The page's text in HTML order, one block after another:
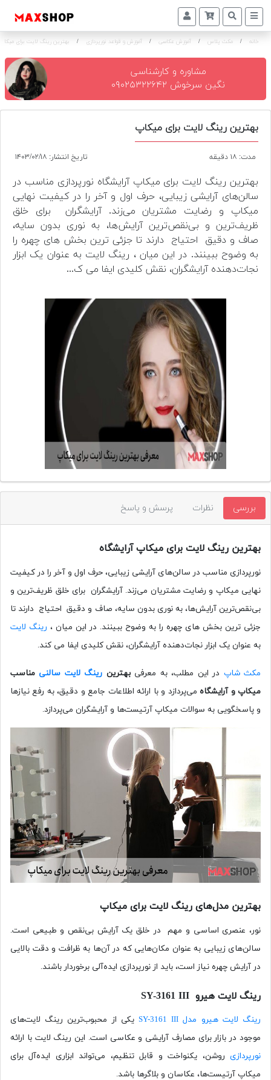
دوربین
و
تجهیزات
و
اکسسوری
دست
خرید
اقساطی
اجاره
دوربین
و
خانه / مکث پلاس / آموزش عکاسی / آموزش و قواعد نورپردازی / بهترین رینگ لایت برای میکاپ
مشاوره و کارشناسی
نگین سرخوش ۰۹۰۲۵۳۲۲۶۴۲
بهترین رینگ لایت برای میکاپ
مدت: ۱۸ دقیقه تاریخ انتشار: ۱۴۰۳/۰۲/۱۸
بهترین رینگ لایت برای میکاپ آرایشگاه نورپردازی مناسب در
سالن‌های آرایشی زیبایی، حرف اول و آخر را در کیفیت نهایی
میکاپ و رضایت مشتریان می‌زند. آرایشگران برای خلق
ظریف‌ترین و بی‌نقص‌ترین آرایش‌ها، به نوری بدون سایه،
صاف و دقیق احتیاج دارند تا جزئی ترین بخش های چهره را
به وضوح ببینند. در این میان ، رینگ لایت به عنوان یک ابزار
نجات‌دهنده آرایشگران، نقش کلیدی ایفا می ک...
بررسی نظرات پرسش و پاسخ
بهترین رینگ لایت برای میکاپ آرایشگاه
نورپردازی مناسب در سالن‌های آرایشی زیبایی، حرف اول و آخر را در کیفیت
نهایی میکاپ و رضایت مشتریان می‌زند. آرایشگران برای خلق ظریف‌ترین و
بی‌نقص‌ترین آرایش‌ها، به نوری بدون سایه، صاف و دقیق احتیاج دارند تا
جزئی ترین بخش های چهره را به وضوح ببینند. در این میان ، رینگ لایت
به عنوان یک ابزار نجات‌دهنده آرایشگران، نقش کلیدی ایفا می کند.
مکث شاپ در این مطلب، به معرفیبهترین رینگ لایت‌ سالنی مناسب
میکاپ و آرایشگاه می‌پردازد و با ارائه اطلاعات جامع و دقیق، به رفع نیازها
و پاسخگویی به سوالات میکاپ آرتیست‌ها و آرایشگران می‌پردازد.
بهترین مدل‌های رینگ لایت برای میکاپ
نور، عنصری اساسی و مهم در خلق یک آرایش بی‌نقص و طبیعی است.
سالن‌های زیبایی به عنوان مکان‌هایی که در آن‌ها به ظرافت و دقت بالایی
در آرایش چهره نیاز است، باید از نورپردازی ایده‌آلی برخوردار باشند.
رینگ لایت هیرو SY-3161 III
رینگ لایت هیرو مدل SY-3161 III
یکی از محبوب‌ترین رینگ لایت‌های
موجود در بازار برای مصارف آرایشی و عکاسی است. این رینگ لایت با ارائه
نورپردازی روشن، یکنواخت و قابل تنظیم، می‌تواند ابزاری ایده‌آل برای
میکاپ آرتیست‌ها، عکاسان و بلاگرها باشد.